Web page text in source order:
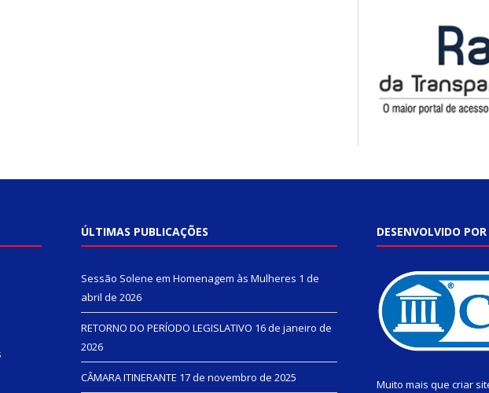
ÚLTIMAS PUBLICAÇÕES
Sessão Solene em Homenagem às Mulheres 1 de
abril de 2026
RETORNO DO PERÍODO LEGISLATIVO 16 de janeiro de
2026
CÂMARA ITINERANTE 17 de novembro de 2025
DESENVOLVIDO
Muito mais que criar